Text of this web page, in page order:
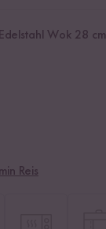
Wok 28 cm
Reis